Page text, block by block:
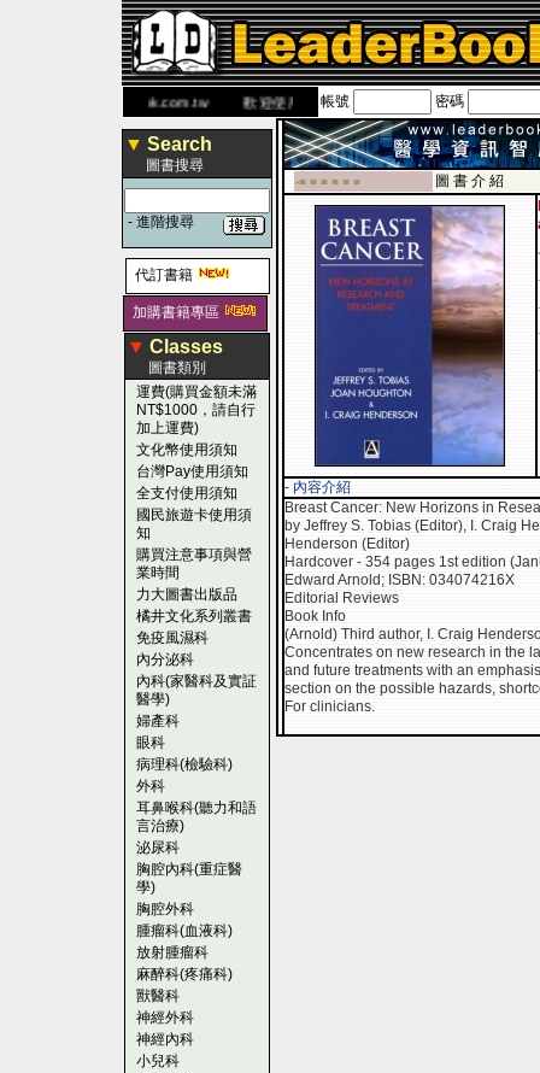
www.leaderbook.com.tw歡迎使用 國民旅遊卡！！
帳號 密碼
▼ Search
圖書搜尋
- 進階搜尋
代訂書籍
加購書籍專區
▼ Classes
圖書類別
運費(購買金額未滿
NT$1000，請自行
加上運費)
文化幣使用須知
台灣Pay使用須知
全支付使用須知
國民旅遊卡使用須
知
購買注意事項與營
業時間
力大圖書出版品
橘井文化系列叢書
免疫風濕科
內分泌科
內科(家醫科及實証
醫學)
婦產科
眼科
病理科(檢驗科)
外科
耳鼻喉科(聽力和語
言治療)
泌尿科
胸腔內科(重症醫
學)
胸腔外科
腫瘤科(血液科)
放射腫瘤科
麻醉科(疼痛科)
獸醫科
神經外科
神經內科
小兒科
-■ ■ ■ ■ ■ ■
圖 書 介 紹
- 內容介紹
Breast Cancer: New Horizons in
by Jeffrey S. Tobias (Editor), I. Craig
Henderson (Editor)
Hardcover - 354 pages 1st edition
Edward Arnold; ISBN: 034074216X
Editorial Reviews
Book Info
(Arnold) Third author, I. Craig
Concentrates on new research in the
and future treatments with an
section on the possible hazards,
For clinicians.